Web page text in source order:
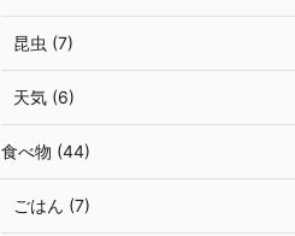
昆虫 (7)
天気 (6)
食べ物 (44)
ごはん (7)